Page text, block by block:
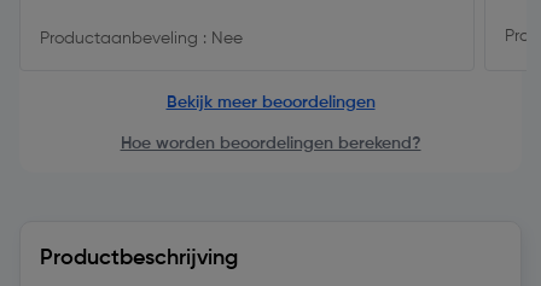
Productaanbeveling : Nee
Bekijk meer beoordelingen
Hoe worden beoordelingen berekend?
Productbeschrijving